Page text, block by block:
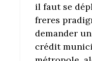
il faut se
freres
demander
crédit